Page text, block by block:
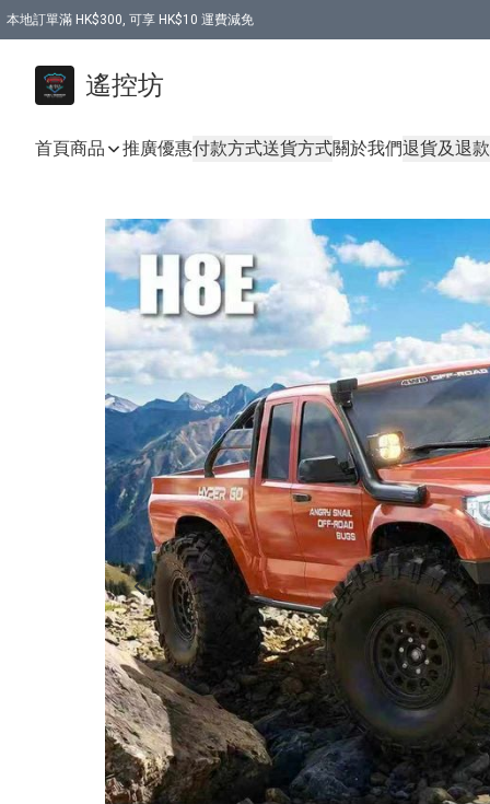
本地訂單滿 HK$300, 可享 HK$10 運費減免
遙控坊
首頁商品 推廣優惠付款方式送貨方式關於我們退貨及退